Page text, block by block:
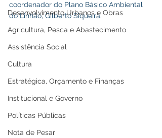
Desenvolvimento Urbanos e Obras
Agricultura, Pesca e Abastecimento
Assistência Social
Cultura
Estratégica, Orçamento e Finanças
Institucional e Governo
Políticas Públicas
Nota de Pesar
coordenador do Plano Básico Ambiental
do Linhão, Gilberto Siqueira.